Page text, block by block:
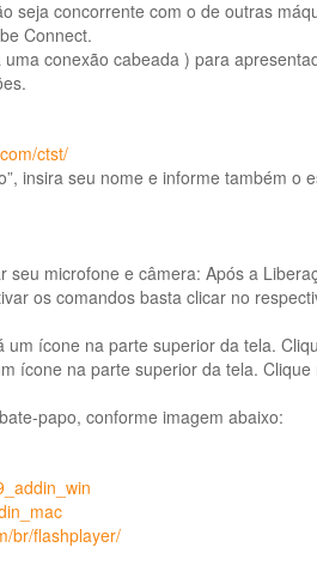
seja concorrente com o de outras
Connect.
conexão cabeada ) para
ctst/
insira seu nome e informe também
microfone e câmera: Após a
os comandos basta clicar no
ícone na parte superior da tela.
ícone na parte superior da tela.
papo, conforme imagem abaixo:
br/flashplayer/